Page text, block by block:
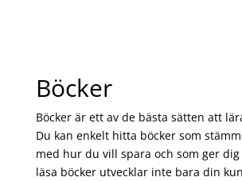
Böcker
Böcker är ett av de bästa sätten att
Du kan enkelt hitta böcker som
med hur du vill spara och som ger
läsa böcker utvecklar inte bara din